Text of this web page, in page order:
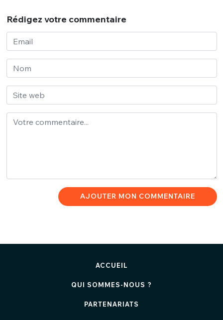
Rédigez votre commentaire
AJOUTER MON COMMENTAIRE
ACCUEIL
QUI SOMMES-NOUS ?
PARTENARIATS